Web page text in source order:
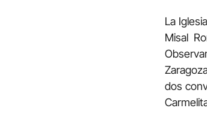
La
Misal
dos